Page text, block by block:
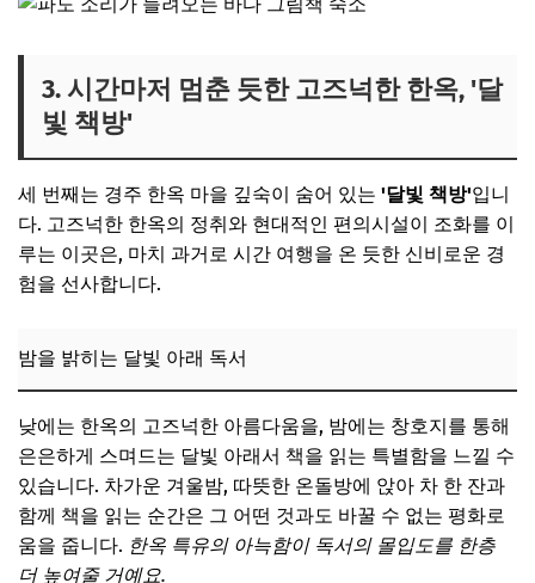
3. 시간마저 멈춘 듯한 고즈넉한 한옥, '달
빛 책방'
세 번째는 경주 한옥 마을 깊숙이 숨어 있는 '달빛 책방'입니
다. 고즈넉한 한옥의 정취와 현대적인 편의시설이 조화를 이
루는 이곳은, 마치 과거로 시간 여행을 온 듯한 신비로운 경
험을 선사합니다.
밤을 밝히는 달빛 아래 독서
낮에는 한옥의 고즈넉한 아름다움을, 밤에는 창호지를 통해
은은하게 스며드는 달빛 아래서 책을 읽는 특별함을 느낄 수
있습니다. 차가운 겨울밤, 따뜻한 온돌방에 앉아 차 한 잔과
함께 책을 읽는 순간은 그 어떤 것과도 바꿀 수 없는 평화로
움을 줍니다. 한옥 특유의 아늑함이 독서의 몰입도를 한층
더 높여줄 거예요.